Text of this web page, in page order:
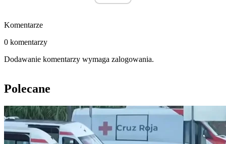
Komentarze
0 komentarzy
Dodawanie komentarzy wymaga zalogowania.
Polecane